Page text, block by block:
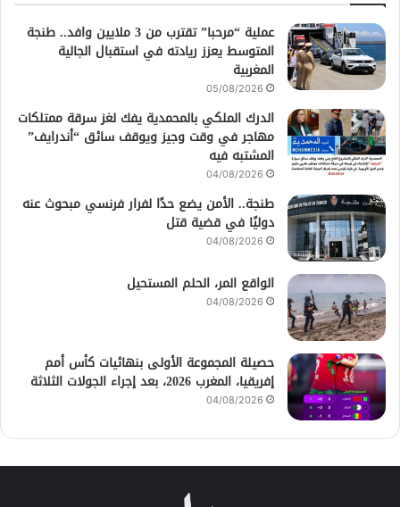
عملية “مرحبا” تقترب من 3 ملايين وافد.. طنجة
المتوسط يعزز ريادته في استقبال الجالية
المغربية
05/08/2026
الدرك الملكي بالمحمدية يفك لغز سرقة ممتلكات
مهاجر في وقت وجيز ويوقف سائق “أندرايف”
المشتبه فيه
04/08/2026
طنجة.. الأمن يضع حدًا لفرار فرنسي مبحوث عنه
دوليًا في قضية قتل
04/08/2026
الواقع المر، الحلم المستحيل
04/08/2026
حصيلة المجموعة الأولى بنهائيات كأس أمم
إفريقيا، المغرب 2026، بعد إجراء الجولات الثلاثة
04/08/2026